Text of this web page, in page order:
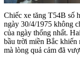
Chiếc xe tăng T54B số
ngày 30/4/1975 không
của ngày thống nhất.
bầu trời miền Bắc
mà lòng quả cảm đã